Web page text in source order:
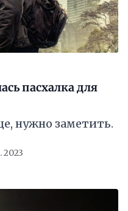
пасхалка для
нужно заметить.
2023